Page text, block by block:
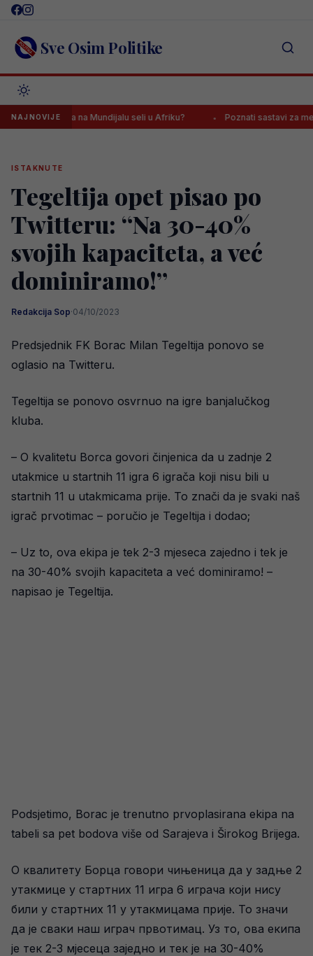
Skip
content Sve Osim Politike
NAJNOVIJE
na Mundijalu seli u Afriku? Poznati sastavi za meč na
ISTAKNUTE
Tegeltija opet pisao po
Twitteru: “Na 30-40%
svojih kapaciteta, a već
dominiramo!”
Redakcija Sop·04/10/2023
Predsjednik FK Borac Milan Tegeltija ponovo se
oglasio na Twitteru.
Tegeltija se ponovo osvrnuo na igre banjalučkog
kluba.
– O kvalitetu Borca govori činjenica da u zadnje 2
utakmice u startnih 11 igra 6 igrača koji nisu bili u
startnih 11 u utakmicama prije. To znači da je svaki naš
igrač prvotimac – poručio je Tegeltija i dodao;
– Uz to, ova ekipa je tek 2-3 mjeseca zajedno i tek je
na 30-40% svojih kapaciteta a već dominiramo! –
napisao je Tegeltija.
Podsjetimo, Borac je trenutno prvoplasirana ekipa na
tabeli sa pet bodova više od Sarajeva i Širokog Brijega.
О квалитету Борца говори чињеница да у задње 2
утакмице у стартних 11 игра 6 играча који нису
били у стартних 11 у утакмицама прије. То значи
да је сваки наш играч првотимац. Уз то, ова екипа
је тек 2-3 мјесеца заједно и тек је на 30-40%